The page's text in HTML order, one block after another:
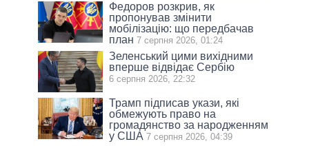
Федоров розкрив, як
пропонував змінити
мобілізацію: що передбачав
план 7 серпня 2026, 01:24
Зеленський цими вихідними
вперше відвідає Сербію
6 серпня 2026, 22:32
Трамп підписав укази, які
обмежують право на
громадянство за народженням
у США 7 серпня 2026, 04:39